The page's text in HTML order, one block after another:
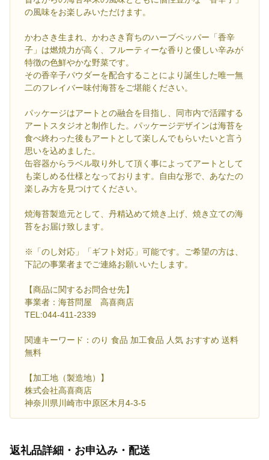
の風味をお楽しみいただけます。
かわさき生まれ、かわさき育ちのハーブペッパー「香辛
子」は燃焼力が高く、フルーティーな香りと優しい辛みが
特徴の色鮮やかな野菜です。
その香辛子パウダーを配合することにより誕生した唯一無
二のフレイバー味付海苔をご堪能ください。
パッケージはアートとの融合を目指し、同市内で活躍する
アートスタジオと制作した。パッケージデザインは海苔を
食べ終わった後もアートとして楽しんでもらいたいと言う
思いを込めました。
缶容器からラベル取り外して頂く事によってアートとして
も楽しめる仕様となっております。自由な形で、あなたの
楽しみ方を見つけてください。
焼海苔製造元として、丹精込めて焼き上げ、焼き立ての海
苔をお届け致します。
※「のし対応」「ギフト対応」可能です。ご希望の方は、
下記の事業者までご連絡お願いいたします。
【商品に関するお問合せ先】
事業者：海苔問屋 高喜商店
TEL:044-411-2339
関連キーワード：のり 食品 加工食品 人気 おすすめ 送料
無料
【加工地（製造地）】
株式会社高喜商店
神奈川県川崎市中原区木月4-3-5
返礼品詳細・お申込み・配送